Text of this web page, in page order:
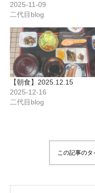
2025-11-09
二代目blog
【朝食】2025.12.15
2025-12-16
二代目blog
この記事の